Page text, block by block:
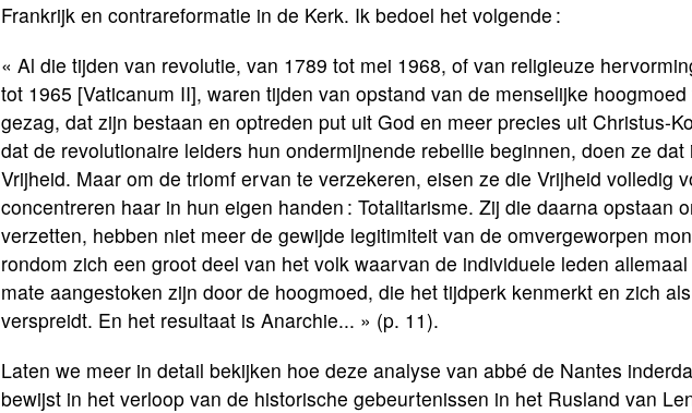
Frankrijk en contrareformatie in de Kerk. Ik bedoel het volgende :
« Al die tijden van revolutie, van 1789 tot mei 1968, of van religieuze
tot 1965 [Vaticanum II], waren tijden van opstand van de menselijke
gezag, dat zijn bestaan en optreden put uit God en meer precies uit Christus-
dat de revolutionaire leiders hun ondermijnende rebellie beginnen, doen ze dat
Vrijheid. Maar om de triomf ervan te verzekeren, eisen ze die Vrijheid volledig
concentreren haar in hun eigen handen : Totalitarisme. Zij die daarna opstaan
verzetten, hebben niet meer de gewijde legitimiteit van de omvergeworpen
rondom zich een groot deel van het volk waarvan de individuele leden
mate aangestoken zijn door de hoogmoed, die het tijdperk kenmerkt en zich
verspreidt. En het resultaat is Anarchie... » (p. 11).
Laten we meer in detail bekijken hoe deze analyse van abbé de Nantes
bewijst in het verloop van de historische gebeurtenissen in het Rusland van